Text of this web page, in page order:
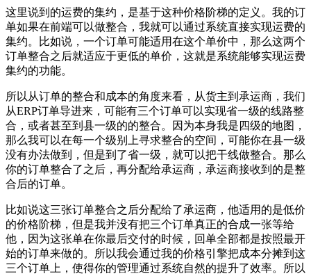
这里说到的运费的集约，是基于这种价格阶梯的定义。我的订
单如果在前端可以做整合，我就可以通过系统直接实现运费的
集约。比如说，一个订单可能适用在这个单价中，那么这两个
订单整合之后就适应于更低的单价，这就是系统能够实现运费
集约的功能。
所以从订单的整合和成本的角度来看，从货主到承运商，我们
从ERP订单导进来，可能有三个订单可以实现省一级的线路整
合，或者甚至到县一级的的整合。因为本身我是四级的地图，
那么我可以在每一个级别上寻求整合的空间，可能你在县一级
没有办法做到，但是到了省一级，就可以把干线做整合。那么
你的订单整合了之后，再分配给承运商，承运商接收到的是整
合后的订单。
比如说这三张订单整合之后分配给了承运商，他适用的是低价
的价格阶梯，但是我并没有把三个订单真正的合成一张等给
他，因为这张单在你最后交付的时候，回单全部都是按照最开
始的订单来做的。所以我会通过我的价格引擎把成本分摊到这
三个订单上，使得你的管理通过系统自然的提升了效率。所以